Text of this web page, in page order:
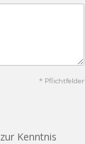
* Pflichtfelder
zur Kenntnis